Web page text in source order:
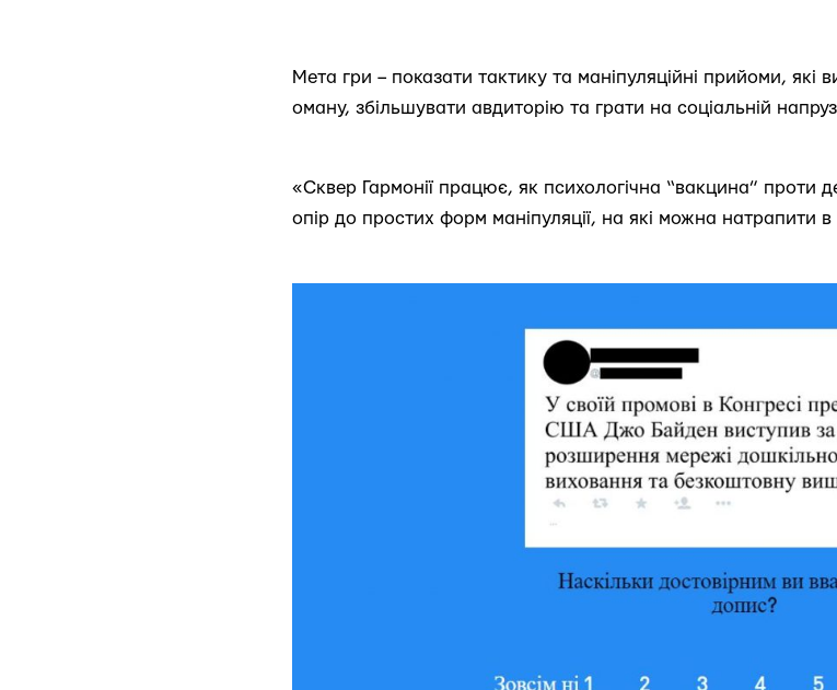
Мета гри – показати тактику та маніпуляційні прийоми,
оману, збільшувати авдиторію та грати на соціальній
«Сквер Гармонії працює, як психологічна “вакцина” проти
опір до простих форм маніпуляції, на які можна натрапити